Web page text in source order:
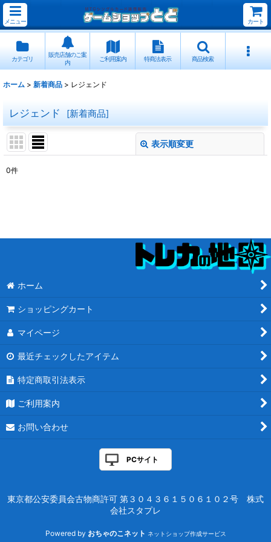
メニュー カート
カテゴリ
販売店舗のご案
内
ご利用案内 特商法表示 商品検索
ホーム > 新着商品 > レジェンド
レジェンド [新着商品]
表示順変更
絞り込む
0件
ホーム
ショッピングカート
マイページ
最近チェックしたアイテム
特定商取引法表示
ご利用案内
お問い合わせ
PCサイト
東京都公安委員会古物商許可 第３０４３６１５０６１０２号 株式
会社スタプレ
Powered by おちゃのこネット ネットショップ作成サービス